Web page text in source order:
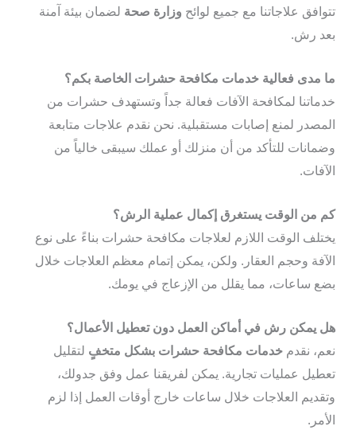
تتوافق علاجاتنا مع جميع لوائح وزارة صحة لضمان بيئة آمنة
بعد رش.
ما مدى فعالية خدمات مكافحة حشرات الخاصة بكم؟
خدماتنا لمكافحة الآفات فعالة جداً وتستهدف حشرات من
المصدر لمنع إصابات مستقبلية. نحن نقدم علاجات متابعة
وضمانات للتأكد من أن منزلك أو عملك سيبقى خالياً من
الآفات.
كم من الوقت يستغرق إكمال عملية الرش؟
يختلف الوقت اللازم لعلاجات مكافحة حشرات بناءً على نوع
الآفة وحجم العقار. ولكن، يمكن إتمام معظم العلاجات خلال
بضع ساعات، مما يقلل من الإزعاج في يومك.
هل يمكن رش في أماكن العمل دون تعطيل الأعمال؟
نعم، نقدم خدمات مكافحة حشرات بشكل متخفٍ لتقليل
تعطيل عمليات تجارية. يمكن لفريقنا عمل وفق جدولك،
وتقديم العلاجات خلال ساعات خارج أوقات العمل إذا لزم
الأمر.